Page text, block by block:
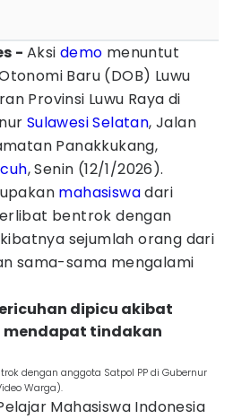
- Aksi demo menuntut
Baru (DOB) Luwu
Provinsi Luwu Raya di
Sulawesi Selatan, Jalan
Panakkukang,
, Senin (12/1/2026).
mahasiswadari
bentrok dengan
sejumlah orang dari
sama-sama mengalami
dipicu akibat
mendapat tindakan
dengan anggota Satpol PP di Gubernur
Warga).
Mahasiswa Indonesia